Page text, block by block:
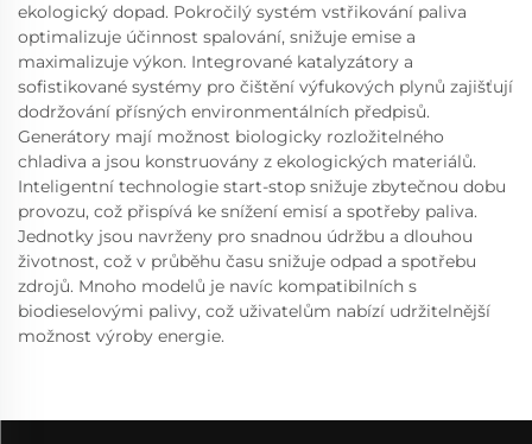
ekologický dopad. Pokročilý systém vstřikování paliva
optimalizuje účinnost spalování, snižuje emise a
maximalizuje výkon. Integrované katalyzátory a
sofistikované systémy pro čištění výfukových plynů zajišťují
dodržování přísných environmentálních předpisů.
Generátory mají možnost biologicky rozložitelného
chladiva a jsou konstruovány z ekologických materiálů.
Inteligentní technologie start-stop snižuje zbytečnou dobu
provozu, což přispívá ke snížení emisí a spotřeby paliva.
Jednotky jsou navrženy pro snadnou údržbu a dlouhou
životnost, což v průběhu času snižuje odpad a spotřebu
zdrojů. Mnoho modelů je navíc kompatibilních s
biodieselovými palivy, což uživatelům nabízí udržitelnější
možnost výroby energie.